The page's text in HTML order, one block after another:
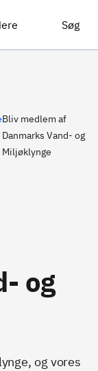
Søg
Læs mere
Bliv medlem af
Danmarks Vand- og
Miljøklynge
og
og vores